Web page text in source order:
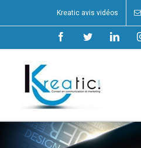
Kreatic avis vidéos
FacebookTwitter